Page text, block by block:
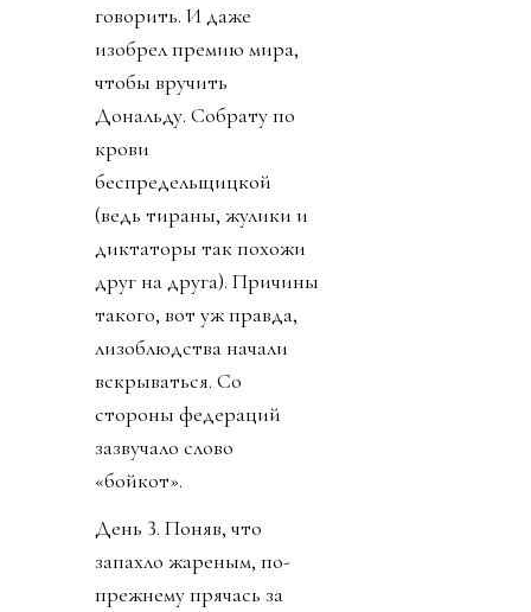
говорить. И даже
изобрел премию мира,
чтобы вручить
Дональду. Собрату по
крови
беспредельщицкой
(ведь тираны, жулики и
диктаторы так похожи
друг на друга). Причины
такого, вот уж правда,
лизоблюдства начали
вскрываться. Со
стороны федераций
зазвучало слово
«бойкот».
День 3. Поняв, что
запахло жареным, по-
прежнему прячась за